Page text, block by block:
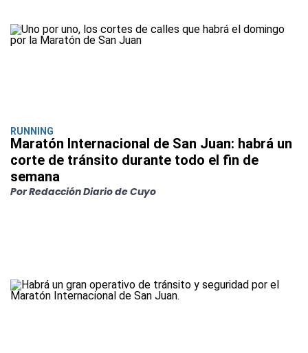
RUNNING
Maratón Internacional de San Juan: habrá un
corte de tránsito durante todo el fin de
semana
Por Redacción Diario de Cuyo